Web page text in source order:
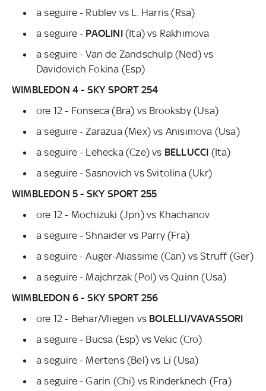
a seguire - Rublev vs L. Harris (Rsa)
a seguire - PAOLINI(Ita) vs Rakhimova
a seguire - Van de Zandschulp (Ned) vs
Davidovich Fokina (Esp)
WIMBLEDON 4 - SKY SPORT 254
ore 12 - Fonseca (Bra) vs Brooksby (Usa)
a seguire - Zarazua (Mex) vs Anisimova (Usa)
a seguire - Lehecka (Cze) vs BELLUCCI (Ita)
a seguire - Sasnovich vs Svitolina (Ukr)
WIMBLEDON 5 - SKY SPORT 255
ore 12 - Mochizuki (Jpn) vs Khachanov
a seguire - Shnaider vs Parry (Fra)
a seguire - Auger-Aliassime (Can) vs Struff (Ger)
a seguire - Majchrzak (Pol) vs Quinn (Usa)
WIMBLEDON 6 - SKY SPORT 256
ore 12 - Behar/Vliegen vs BOLELLI/VAVASSORI
a seguire - Bucsa (Esp) vs Vekic (Cro)
a seguire - Mertens (Bel) vs Li (Usa)
a seguire - Garin (Chi) vs Rinderknech (Fra)